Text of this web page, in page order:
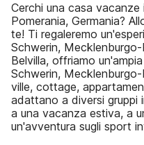
Cerchi una casa
Pomerania, Germania?
te! Ti regaleremo
Schwerin,
Belvilla, offriamo
Schwerin,
ville, cottage,
adattano a diversi gruppi
a una vacanza estiva, a
un'avventura sugli sport